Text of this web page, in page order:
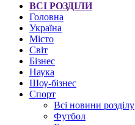
ВСІ РОЗДІЛИ
Головна
Україна
Місто
Світ
Бізнес
Наука
Шоу-бізнес
Спорт
Всі новини розділу
Футбол